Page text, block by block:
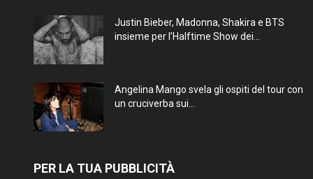
Justin Bieber, Madonna, Shakira e BTS
insieme per l’Halftime Show dei...
Angelina Mango svela gli ospiti del tour con
un cruciverba sui...
PER LA TUA PUBBLICITÀ